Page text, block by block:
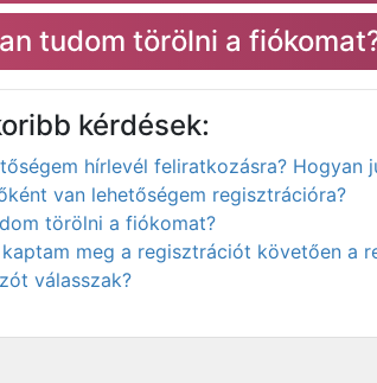
tudom törölni a
kérdések:
hírlevél feliratkozásra?
van lehetőségem regisztrációra?
törölni a fiókomat?
meg a regisztrációt követően a
válasszak?